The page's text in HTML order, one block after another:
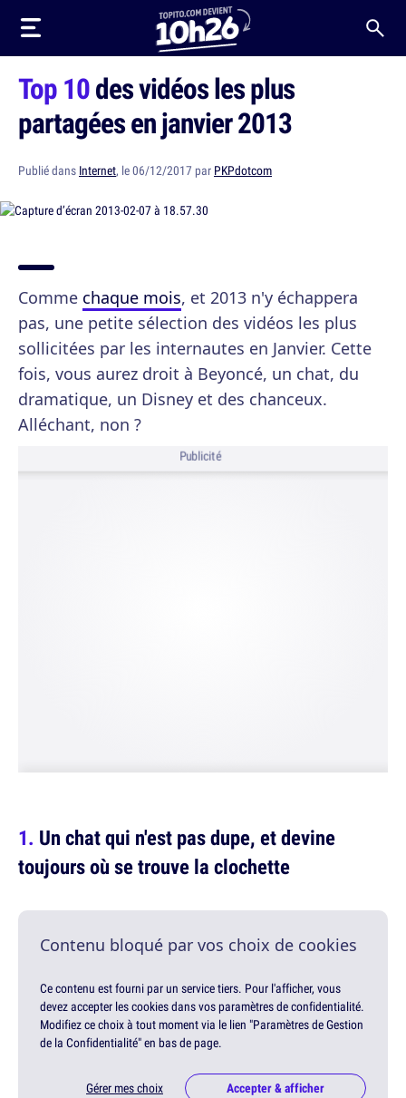
Top 10des vidéos les plus
partagées en janvier 2013
Publié dans Internet, le 06/12/2017 par PKPdotcom
Comme chaque mois, et 2013 n'y échappera
pas, une petite sélection des vidéos les plus
sollicitées par les internautes en Janvier. Cette
fois, vous aurez droit à Beyoncé, un chat, du
dramatique, un Disney et des chanceux.
Alléchant, non ?
Publicité
Un chat qui n'est pas dupe, et devine
toujours où se trouve la clochette
Contenu bloqué par vos choix de cookies
Ce contenu est fourni par un service tiers. Pour l'afficher, vous
devez accepter les cookies dans vos paramètres de confidentialité.
Modifiez ce choix à tout moment via le lien "Paramètres de Gestion
de la Confidentialité" en bas de page.
Gérer mes choix Accepter & afficher